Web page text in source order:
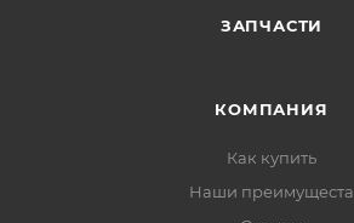
ЗАПЧАСТИ
КОМПАНИЯ
Как купить
Наши преимущеста